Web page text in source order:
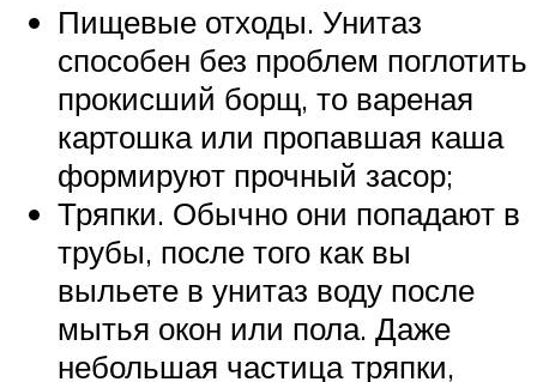
Пищевые отходы. Унитаз
способен без проблем поглотить
прокисший борщ, то вареная
картошка или пропавшая каша
формируют прочный засор;
Тряпки. Обычно они попадают в
трубы, после того как вы
выльете в унитаз воду после
мытья окон или пола. Даже
небольшая частица тряпки,